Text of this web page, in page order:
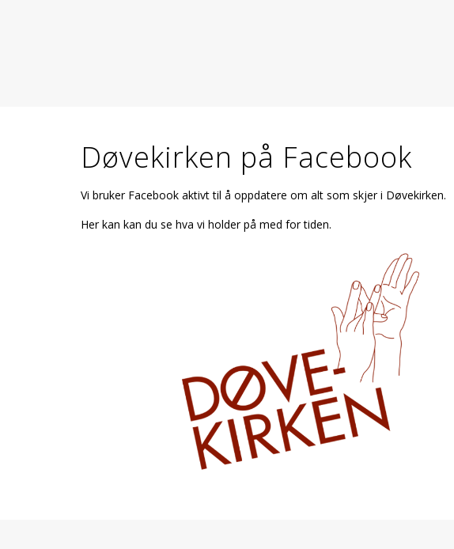
Døvekirken på Facebook
Vi bruker Facebook aktivt til å oppdatere om alt som skjer i Døvekirken.
Her kan kan du se hva vi holder på med for tiden.